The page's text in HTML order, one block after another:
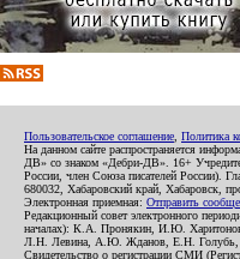
Пользовательское соглашение Политика
На данном сайте распространяется
ДВ» со знаком «Дебри-ДВ». 16+
России, член Союза писателей России).
680032, Хабаровский край, Хабаровск,
Электронная приемная: Отправить
Редакционный совет электронного
началах): К.А. Пронякин, И.Ю.
Л.Н. Левина, А.Ю. Жданов, Е.Н.
Свидетельство о регистрации СМИ